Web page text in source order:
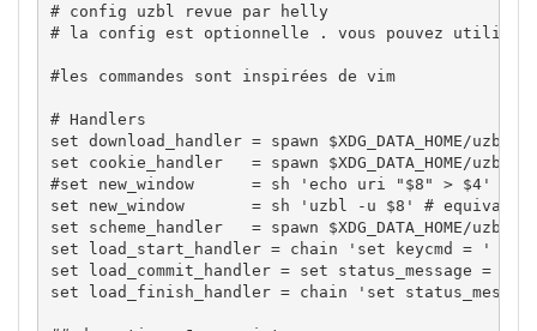
# config uzbl revue par helly
# la config est optionnelle . vous pouvez utiliser
#les commandes sont inspirées de vim
# Handlers
set download_handler = spawn $XDG_DATA_HOME/
set cookie_handler   = spawn $XDG_DATA_HOME/
#set new_window      = sh 'echo uri "$8" > $4' #
set new_window       = sh 'uzbl -u $8' #
set scheme_handler   = spawn $XDG_DATA_HOME/
set load_start_handler = chain 'set keycmd = ' 'set
set load_commit_handler = set status_message =
set load_finish_handler = chain 'set status_message